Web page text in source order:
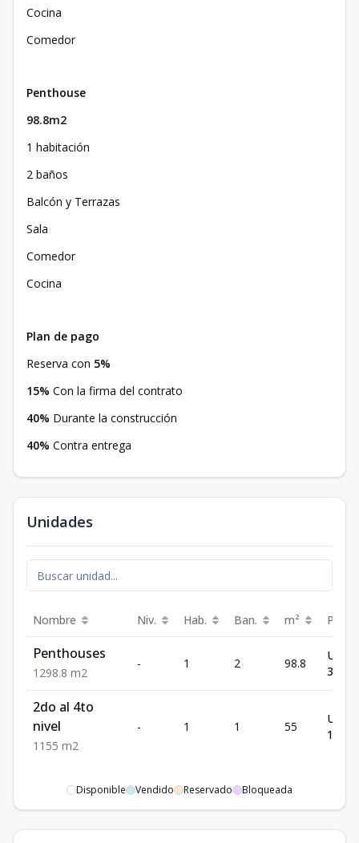
Cocina
Comedor
Penthouse
98.8m2
1 habitación
2 baños
Balcón y Terrazas
Sala
Comedor
Cocina
Plan de pago
Reserva con 5%
15% Con la firma del contrato
40% Durante la construcción
40% Contra entrega
Unidades
Nombre Niv. Hab. Ban. m² Precio
Penthouses
1 298.8 m2
- 1 2 98.8
US$
2do al 4to
nivel
1 1 55 m2
- 1 1 55
US$
Disponible Vendido Reservado Bloqueada